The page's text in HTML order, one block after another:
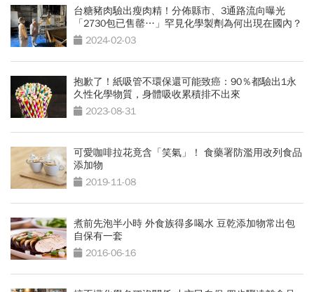
台糖豬肉驗出瘦肉精！分佈縣市、3通路流向曝光
「2730包已售罄…」罕見化學製劑為何出現在國內？
2024-02-03
抱歉了！紙吸管不環保還可能致癌：90％都驗出1永
久性化學物質，身體吸收累積排不出來
2023-08-31
可愛咖啡拉花竟含「笑氣」！ 食藥署防濫用改列食品
添加物
2019-11-08
煮前先泡半小時 外食族得多喝水 豆乾添加物常出包
自保有一套
2016-06-16